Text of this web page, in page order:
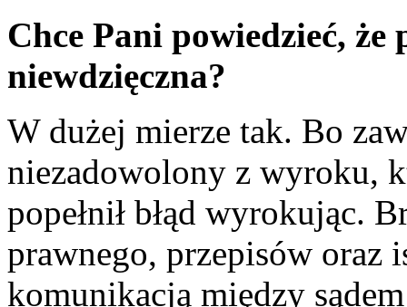
Chce Pani powiedzieć, że
niewdzięczna?
W dużej mierze tak. Bo
niezadowolony z wyroku,
popełnił błąd wyrokując.
prawnego, przepisów oraz
komunikacją między